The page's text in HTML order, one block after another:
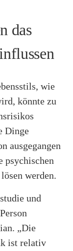
das
wie
könnte zu
Dinge
ausgegangen
psychischen
werden.
und
„Die
ist relativ